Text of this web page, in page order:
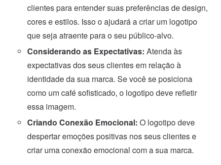
clientes para entender suas preferências de design,
cores e estilos. Isso o ajudará a criar um logotipo
que seja atraente para o seu público-alvo.
Considerando as Expectativas: Atenda às
expectativas dos seus clientes em relação à
identidade da sua marca. Se você se posiciona
como um café sofisticado, o logotipo deve refletir
essa imagem.
Criando Conexão Emocional: O logotipo deve
despertar emoções positivas nos seus clientes e
criar uma conexão emocional com a sua marca.